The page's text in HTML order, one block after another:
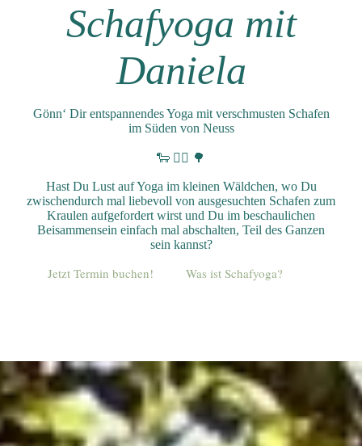
Schafyoga mit
Daniela
Gönn‘ Dir entspannendes Yoga mit verschmusten Schafen
im Süden von Neuss
🐑 🧘‍♀️ 🌳
Hast Du Lust auf Yoga im kleinen Wäldchen, wo Du
zwischendurch mal liebevoll von ausgesuchten Schafen zum
Kraulen aufgefordert wirst und Du im beschaulichen
Beisammensein einfach mal abschalten, Teil des Ganzen
sein kannst?
Jetzt Termin buchen! Was ist Schafyoga?